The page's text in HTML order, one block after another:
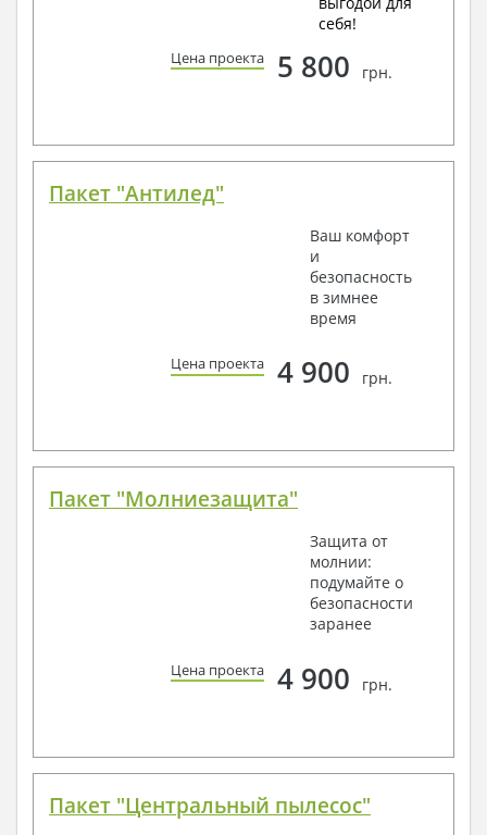
себя!
Цена проекта 5 800 грн.
Пакет "Антилед"
Ваш комфорт
и
безопасность
в зимнее
время
Цена проекта 4 900 грн.
Пакет "Молниезащита"
Защита от
молнии:
подумайте о
безопасности
заранее
Цена проекта 4 900 грн.
Пакет "Центральный пылесос"